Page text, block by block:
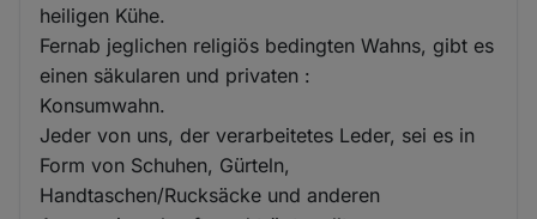
heiligen Kühe.
Fernab jeglichen religiös bedingten Wahns, gibt es
einen säkularen und privaten :
Konsumwahn.
Jeder von uns, der verarbeitetes Leder, sei es in
Form von Schuhen, Gürteln,
Handtaschen/Rucksäcke und anderen